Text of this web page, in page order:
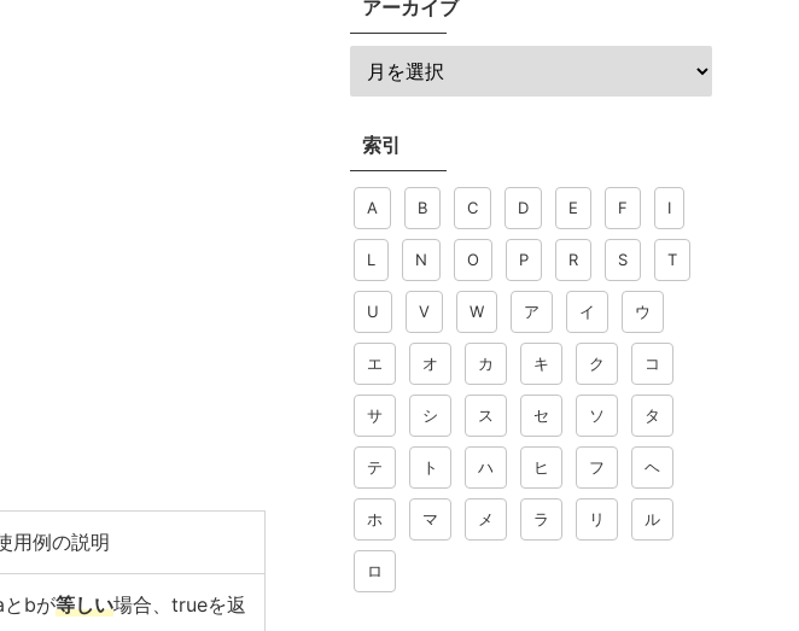
用例の説明
とbが等しい場合、trueを返
アーカイブ
索引
A B C D E F I
L N O P R S T
U V W ア イ ウ
エ オ カ キ ク コ
サ シ ス セ ソ タ
テ ト ハ ヒ フ ヘ
ホ マ メ ラ リ ル
ロ